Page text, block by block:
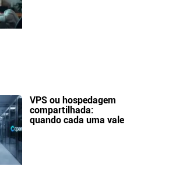
VPS ou hospedagem
compartilhada:
quando cada uma vale